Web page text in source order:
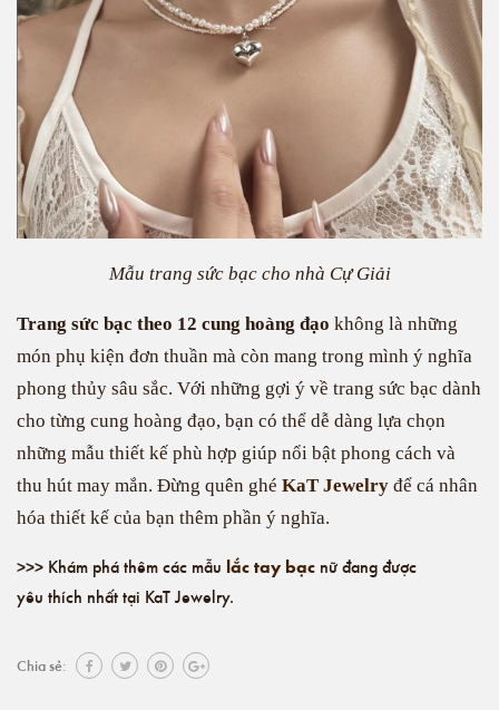
Mẫu trang sức bạc cho nhà Cự Giải
Trang sức bạc theo 12 cung hoàng đạo không là những
món phụ kiện đơn thuần mà còn mang trong mình ý nghĩa
phong thủy sâu sắc. Với những gợi ý về trang sức bạc dành
cho từng cung hoàng đạo, bạn có thể dễ dàng lựa chọn
những mẫu thiết kế phù hợp giúp nổi bật phong cách và
thu hút may mắn. Đừng quên ghé KaT Jewelry để cá nhân
hóa thiết kế của bạn thêm phần ý nghĩa.
>>> Khám phá thêm các mẫu lắc tay bạc nữ đang được
yêu thích nhất tại KaT Jewelry.
Chia sẻ: